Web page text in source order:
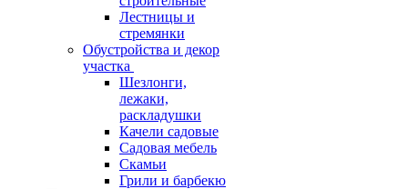
Лестницы и
стремянки
Обустройства и декор
участка
Шезлонги,
лежаки,
раскладушки
Качели садовые
Садовая мебель
Скамьи
Грили и барбекю